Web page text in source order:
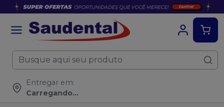
Entregar em:
Carregando...